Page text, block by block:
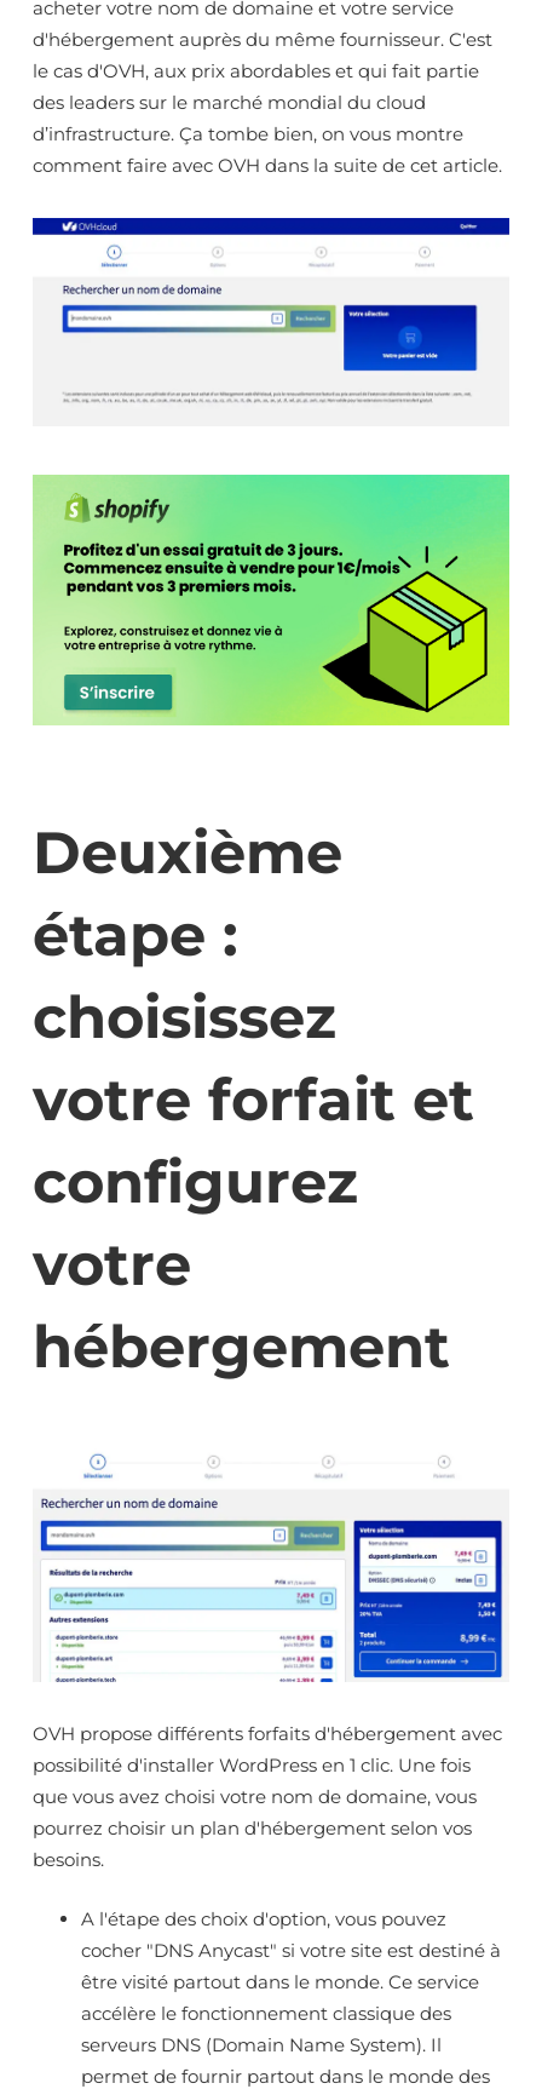
acheter votre nom de domaine et votre service
d'hébergement auprès du même fournisseur. C'est
le cas d'OVH, aux prix abordables et qui fait partie
des leaders sur le marché mondial du cloud
d’infrastructure. Ça tombe bien, on vous montre
comment faire avec OVH dans la suite de cet article.
Deuxième
étape :
choisissez
votre forfait et
configurez
votre
hébergement
OVH propose différents forfaits d'hébergement avec
possibilité d'installer WordPress en 1 clic. Une fois
que vous avez choisi votre nom de domaine, vous
pourrez choisir un plan d'hébergement selon vos
besoins.
A l'étape des choix d'option, vous pouvez
cocher "DNS Anycast" si votre site est destiné à
être visité partout dans le monde. Ce service
accélère le fonctionnement classique des
serveurs DNS (Domain Name System). Il
permet de fournir partout dans le monde des